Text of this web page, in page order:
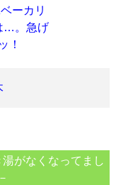
ベーカリ
…。急げ
ッ！
がなくなってまし